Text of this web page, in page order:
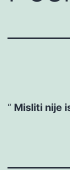
Misliti nije